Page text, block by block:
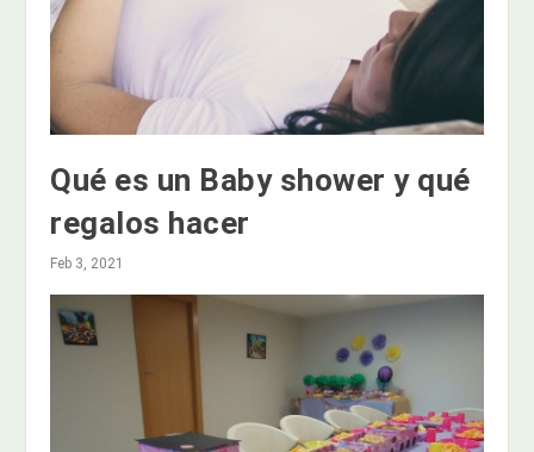
Qué es un Baby shower y qué
regalos hacer
Feb 3, 2021